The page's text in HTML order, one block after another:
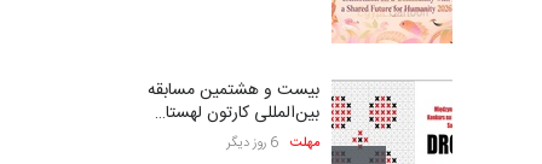
بیست و هشتمین مسابقه
بین‌المللی کارتون لهستا…
مهلت 6 روز دیگر